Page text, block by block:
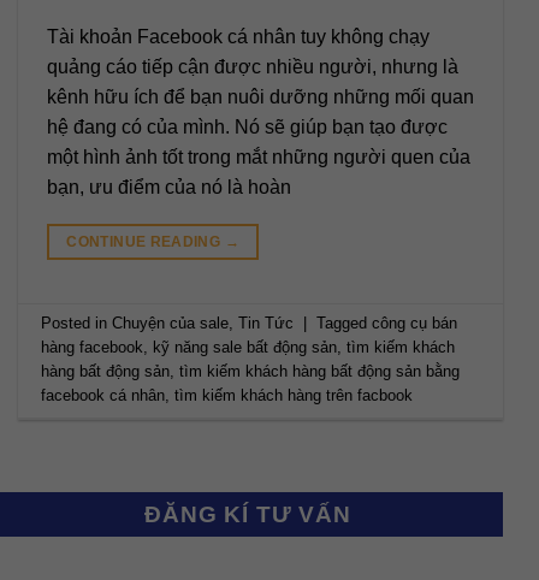
Tài khoản Facebook cá nhân tuy không chạy
quảng cáo tiếp cận được nhiều người, nhưng là
kênh hữu ích để bạn nuôi dưỡng những mối quan
hệ đang có của mình. Nó sẽ giúp bạn tạo được
một hình ảnh tốt trong mắt những người quen của
bạn, ưu điểm của nó là hoàn
CONTINUE READING →
Posted inChuyện của sale,Tin Tức Taggedcông cụ bán
hàng facebook, kỹ năng sale bất động sản,tìm kiếm khách
hàng bất động sản,tìm kiếm khách hàng bất động sản bằng
facebook cá nhân,tìm kiếm khách hàng trên facbook
ĐĂNG KÍ TƯ VẤN